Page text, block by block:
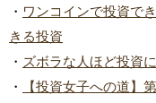
・ ワンコインで投資で
きる投資
・ ズボラな人ほど投資
・
【投資女子への道】